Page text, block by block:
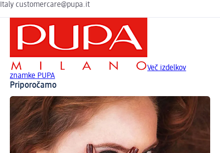
Italy customercare@pupa.it
Več izdelkov
znamke PUPA
Priporočamo